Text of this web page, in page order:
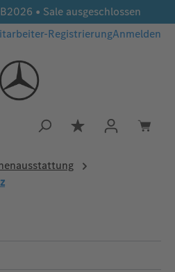
• Sale ausgeschlossen
RegistrierungAnmelden
Du hast 0